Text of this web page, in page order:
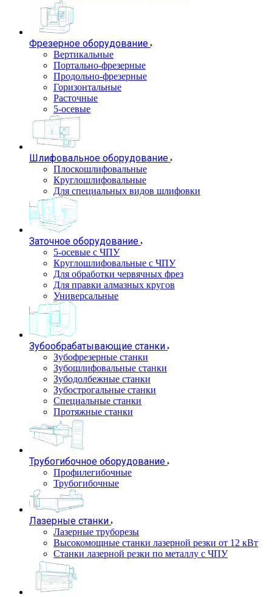
Фрезерное оборудование
Вертикальные
Портально-фрезерные
Продольно-фрезерные
Горизонтальные
Расточные
5-осевые
Шлифовальное оборудование
Плоскошлифовальные
Круглошлифовальные
Для специальных видов шлифовки
Заточное оборудование
5-осевые с ЧПУ
Круглошлифовальные с ЧПУ
Для обработки червячных фрез
Для правки алмазных кругов
Универсальные
Зубообрабатывающие станки
Зубофрезерные станки
Зубошлифовальные станки
Зубодолбежные станки
Зубострогальные станки
Специальные станки
Протяжные станки
Трубогибочное оборудование
Профилегибочные
Трубогибочные
Лазерные станки
Лазерные труборезы
Высокомощные станки лазерной резки от 12 кВт
Станки лазерной резки по металлу с ЧПУ